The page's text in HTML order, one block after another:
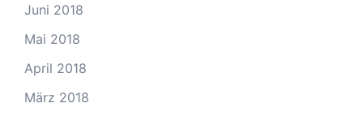
Juni 2018
Mai 2018
April 2018
März 2018